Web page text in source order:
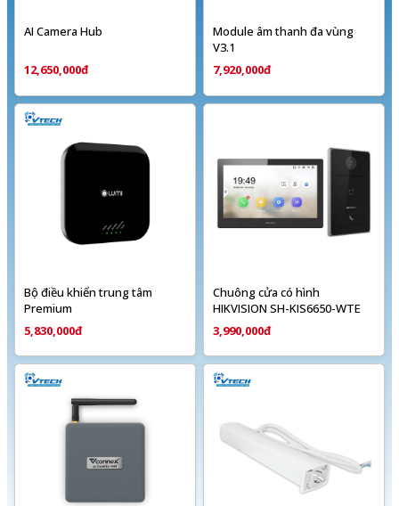
AI Camera Hub
12,650,000đ
Module âm thanh đa vùng
V3.1
7,920,000đ
Bộ điều khiển trung tâm
Premium
5,830,000đ
Chuông cửa có hình
HIKVISION SH-KIS6650-WTE
3,990,000đ